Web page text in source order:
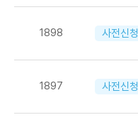
1898 사전신청
1897 사전신청